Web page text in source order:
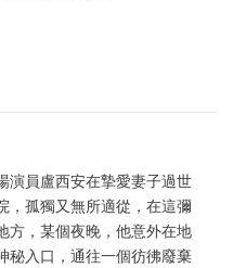
演員盧西安在摯愛妻子過世
，孤獨又無所適從，在這彌
方，某個夜晚，他意外在地
秘入口，通往一個彷彿廢棄